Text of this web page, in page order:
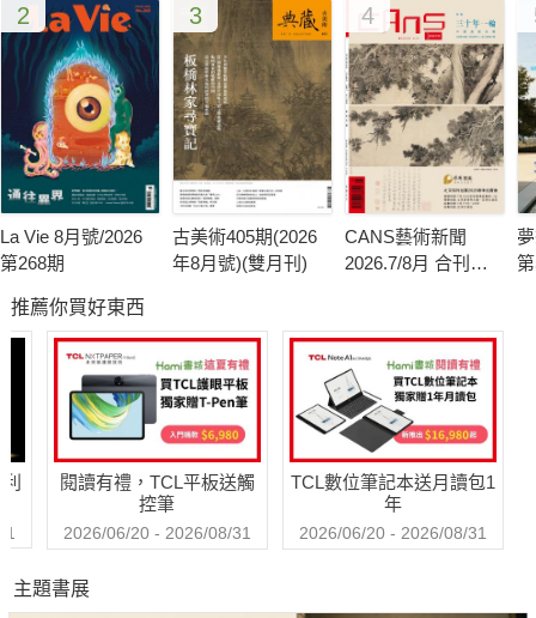
2
La Vie 8月號/2026
第268期
3
古美術405期(2026
年8月號)(雙月刊)
4
CANS藝術新聞
2026.7/8月 合刊號
推薦你買好東西
閱讀有禮，TCL平板送觸
控筆
2026/06/20 - 2026/08/31
TCL數位筆記本送月讀包1
年
2026/06/20 - 2026/08/31
主題書展